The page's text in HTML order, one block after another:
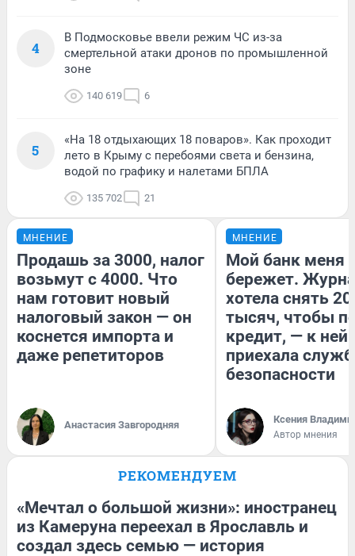
4
В Подмосковье ввели режим ЧС из-за
смертельной атаки дронов по промышленной
зоне
140 619 6
5
«На 18 отдыхающих 18 поваров». Как проходит
лето в Крыму с перебоями света и бензина,
водой по графику и налетами БПЛА
135 702 21
МНЕНИЕ
Продашь за 3000, налог
возьмут с 4000. Что
нам готовит новый
налоговый закон — он
коснется импорта и
даже репетиторов
Анастасия Завгородняя
МНЕНИЕ
Мой банк меня
бережет.
хотела снять
тысяч, чтобы
кредит, — к
приехала
безопасности
Ксения
Автор мнения
РЕКОМЕНДУЕМ
«Мечтал о большой жизни»: иностранец
из Камеруна переехал в Ярославль и
создал здесь семью — история